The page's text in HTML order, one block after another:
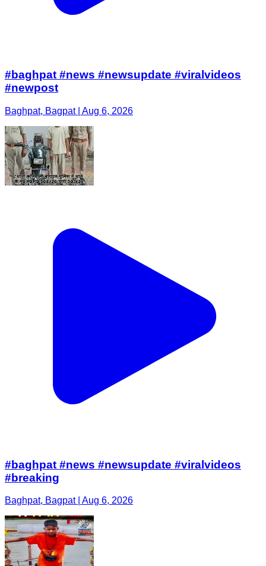
#baghpat #news #newsupdate #viralvideos
#newpost
Baghpat, Bagpat | Aug 6, 2026
#baghpat #news #newsupdate #viralvideos
#breaking
Baghpat, Bagpat | Aug 6, 2026